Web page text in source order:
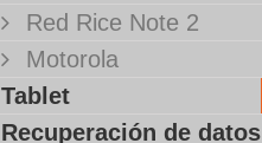
Red Rice Note 2
Motorola
Tablet
Recuperación de datos